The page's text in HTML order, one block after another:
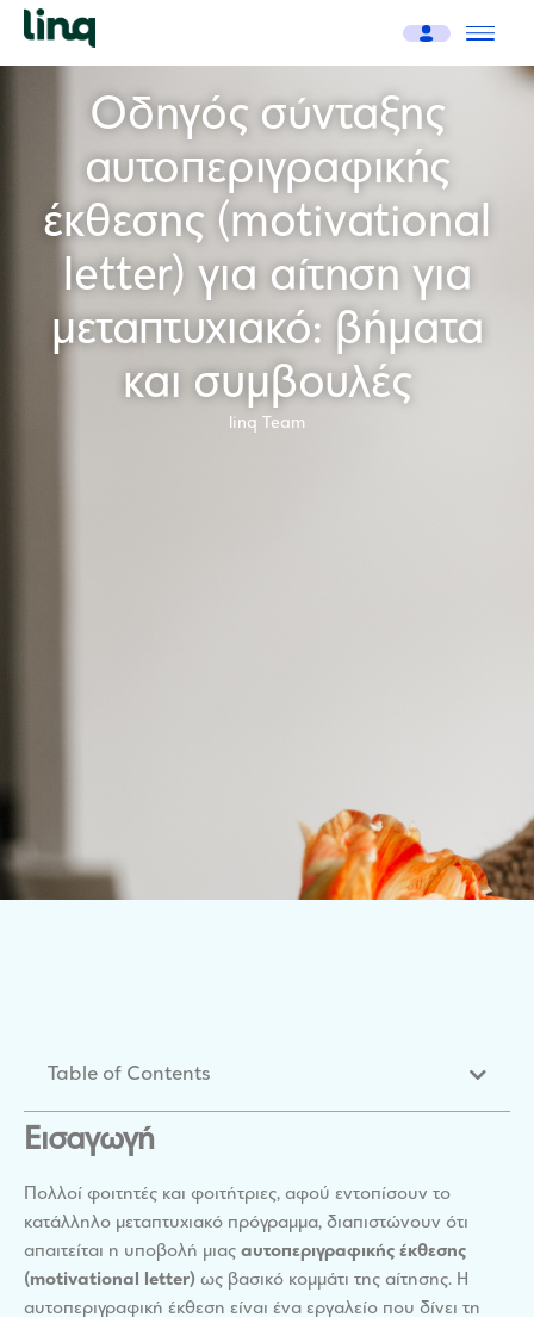
Οδηγός σύνταξης
αυτοπεριγραφικής
έκθεσης (motivational
letter) για αίτηση για
μεταπτυχιακό: βήματα
και συμβουλές
linq Team
Table of Contents
Εισαγωγή
Πολλοί φοιτητές και φοιτήτριες, αφού εντοπίσουν το
κατάλληλο μεταπτυχιακό πρόγραμμα, διαπιστώνουν ότι
απαιτείται η υποβολή μιας αυτοπεριγραφικής έκθεσης
(motivational letter) ως βασικό κομμάτι της αίτησης. Η
αυτοπεριγραφική έκθεση είναι ένα εργαλείο που δίνει τη